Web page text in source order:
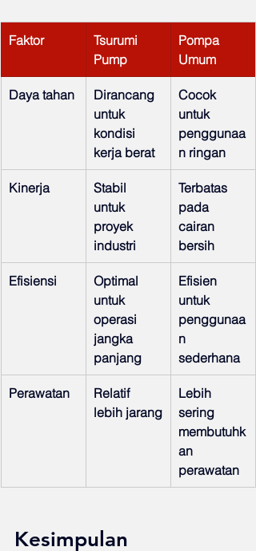
Faktor
Tsurumi
Pump
Pompa
Umum
Daya tahan
Dirancang
untuk
kondisi
kerja berat
Cocok
untuk
penggunaa
n ringan
Kinerja
Stabil
untuk
proyek
industri
Terbatas
pada
cairan
bersih
Efisiensi
Optimal
untuk
operasi
jangka
panjang
Efisien
untuk
penggunaa
n
sederhana
Perawatan
Relatif
lebih jarang
Lebih
sering
membutuhk
an
perawatan
Kesimpulan